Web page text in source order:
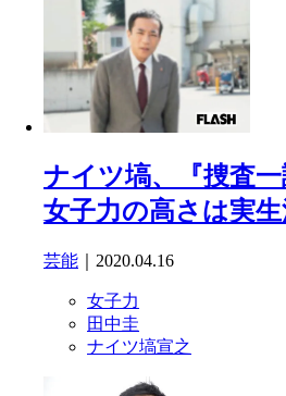
ナイツ塙、『捜査
女子力の高さは実
芸能 ｜2020.04.16
女子力
田中圭
ナイツ塙宣之